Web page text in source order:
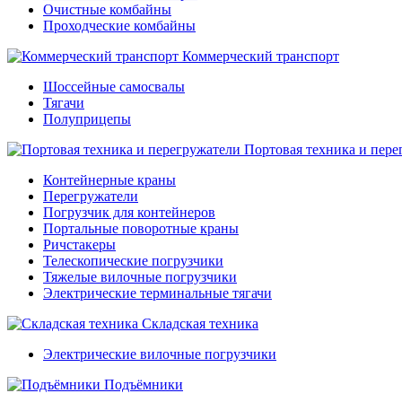
Очистные комбайны
Проходческие комбайны
Коммерческий транспорт
Шоссейные самосвалы
Тягачи
Полуприцепы
Портовая техника и
Контейнерные краны
Перегружатели
Погрузчик для контейнеров
Портальные поворотные краны
Ричстакеры
Телескопические погрузчики
Тяжелые вилочные погрузчики
Электрические терминальные тягачи
Складская техника
Электрические вилочные погрузчики
Подъёмники